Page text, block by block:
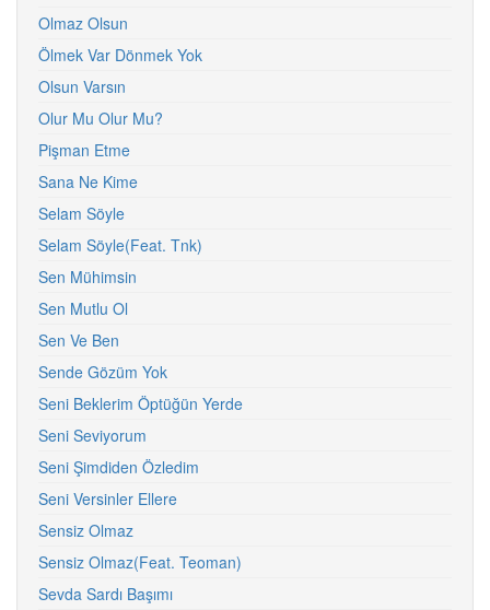
Olmaz Olsun
Ölmek Var Dönmek Yok
Olsun Varsın
Olur Mu Olur Mu?
Pişman Etme
Sana Ne Kime
Selam Söyle
Selam Söyle(Feat. Tnk)
Sen Mühimsin
Sen Mutlu Ol
Sen Ve Ben
Sende Gözüm Yok
Seni Beklerim Öptüğün Yerde
Seni Seviyorum
Seni Şimdiden Özledim
Seni Versinler Ellere
Sensiz Olmaz
Sensiz Olmaz(Feat. Teoman)
Sevda Sardı Başımı